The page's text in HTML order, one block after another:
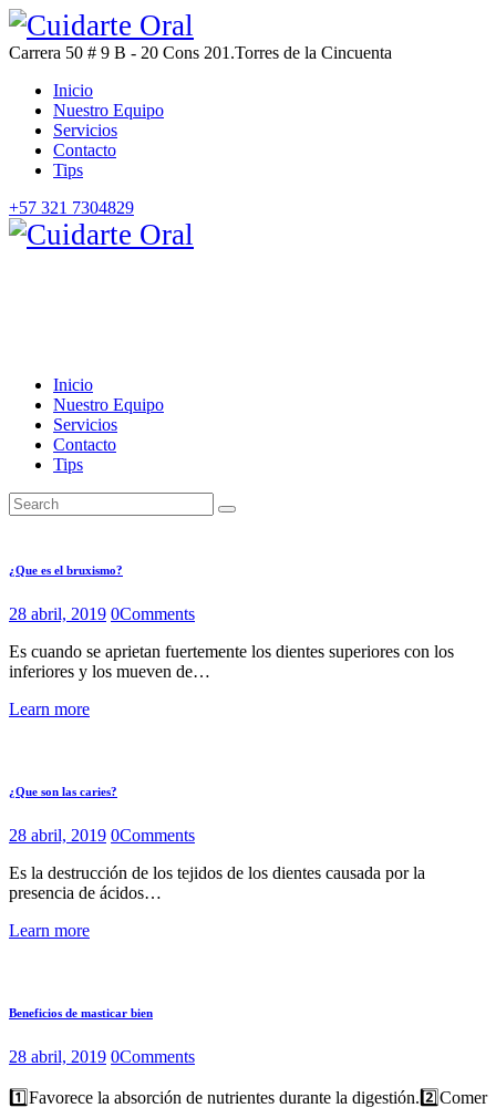
Carrera 50 # 9 B - 20 Cons 201.Torres de la Cincuenta
Inicio
Nuestro Equipo
Servicios
Contacto
Tips
+57 321 7304829
Inicio
Nuestro Equipo
Servicios
Contacto
Tips
¿Que es el bruxismo?
28 abril, 2019 0Comments
Es cuando se aprietan fuertemente los dientes superiores con los
inferiores y los mueven de…
Learn more
¿Que son las caries?
28 abril, 2019 0Comments
Es la destrucción de los tejidos de los dientes causada por la
presencia de ácidos…
Learn more
Beneficios de masticar bien
28 abril, 2019 0Comments
1️⃣Favorece la absorción de nutrientes durante la digestión.2️⃣Comer